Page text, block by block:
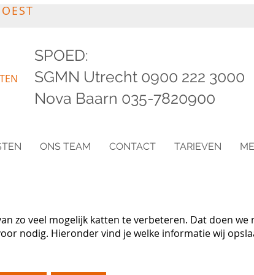
SPOED:
SGMN Utrecht 0900 222 3000
Nova Baarn 035-7820900
ONS TEAM CONTACT TARIEVEN
zo veel mogelijk katten te verbeteren. Dat doen we
nodig. Hieronder vind je welke informatie wij